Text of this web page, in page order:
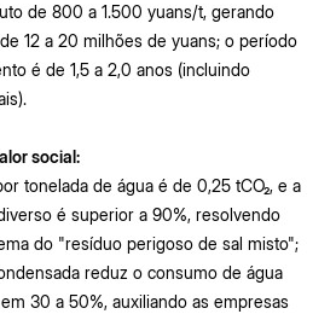
de 800 a 1.500 yuans/t, gerando
12 a 20 milhões de yuans; o período
é de 1,5 a 2,0 anos (incluindo
social:
tonelada de água é de 0,25 tCO₂, e a
é superior a 90%, resolvendo
do "resíduo perigoso de sal misto";
reduz o consumo de água
30 a 50%, auxiliando as empresas